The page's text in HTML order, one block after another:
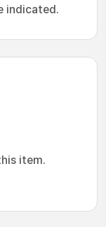
indicated.
item.